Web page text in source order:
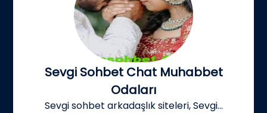
Sevgi Sohbet Chat Muhabbet
Odaları
Sevgi sohbet arkadaşlık siteleri, Sevgi...